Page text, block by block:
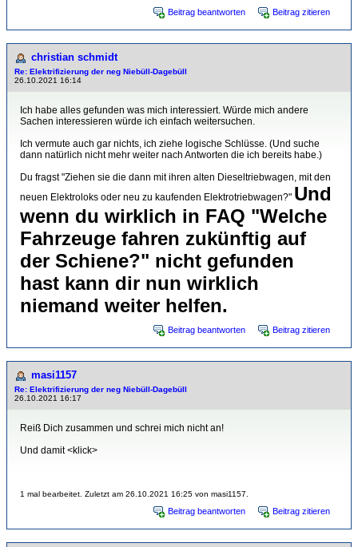
Beitrag beantworten Beitrag zitieren
christian schmidt
Re: Elektrifizierung der neg Niebüll-Dagebüll
26.10.2021 16:14
Ich habe alles gefunden was mich interessiert. Würde mich andere
Sachen interessieren würde ich einfach weitersuchen.
Ich vermute auch gar nichts, ich ziehe logische Schlüsse. (Und suche
dann natürlich nicht mehr weiter nach Antworten die ich bereits habe.)
Du fragst "Ziehen sie die dann mit ihren alten Dieseltriebwagen, mit den
neuen Elektroloks oder neu zu kaufenden Elektrotriebwagen?" Und
wenn du wirklich in FAQ "Welche
Fahrzeuge fahren zukünftig auf
der Schiene?" nicht gefunden
hast kann dir nun wirklich
niemand weiter helfen.
Beitrag beantworten Beitrag zitieren
masi1157
Re: Elektrifizierung der neg Niebüll-Dagebüll
26.10.2021 16:17
Reiß Dich zusammen und schrei mich nicht an!
Und damit <klick>
1 mal bearbeitet. Zuletzt am 26.10.2021 16:25 von masi1157.
Beitrag beantworten Beitrag zitieren